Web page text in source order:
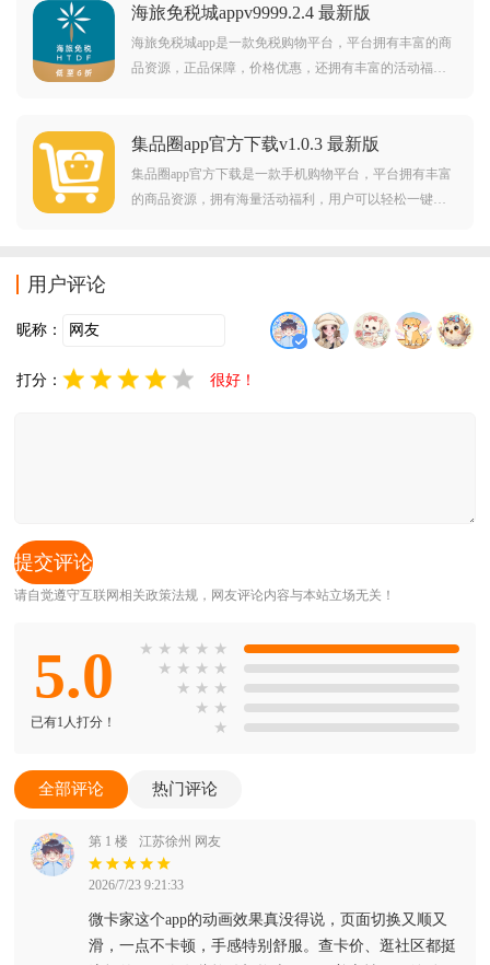
海旅免税城appv9999.2.4 最新版
海旅免税城app是一款免税购物平台，平台拥有丰富的商
品资源，正品保障，价格优惠，还拥有丰富的活动福
集品圈app官方下载v1.0.3 最新版
集品圈app官方下载是一款手机购物平台，平台拥有丰富
的商品资源，拥有海量活动福利，用户可以轻松一键购
用户评论
昵称：
打分： 很好！
请自觉遵守互联网相关政策法规，网友评论内容与本站立场无关！
5.0
已有1人打分！
★ ★ ★ ★ ★
★ ★ ★ ★
★ ★ ★
★ ★
★
全部评论 热门评论
第 1 楼 江苏徐州 网友
2026/7/23 9:21:33
微卡家这个app的动画效果真没得说，页面切换又顺又
滑，一点不卡顿，手感特别舒服。查卡价、逛社区都挺